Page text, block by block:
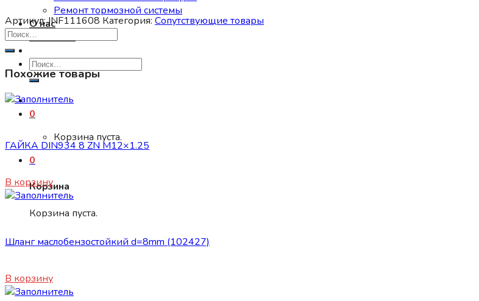
Ремонт тормозной системы
О нас
Контакты
Искать:
0
Корзина пуста.
0
Корзина
Корзина пуста.
Артикул:INF111608 Категория: Сопутствующие товары
Похожие товары
Сопутствующие товары
ГАЙКА DIN934 8 ZN М12×1.25
В корзину
Сопутствующие товары
Шланг маслобензостойкий d=8mm (102427)
В корзину